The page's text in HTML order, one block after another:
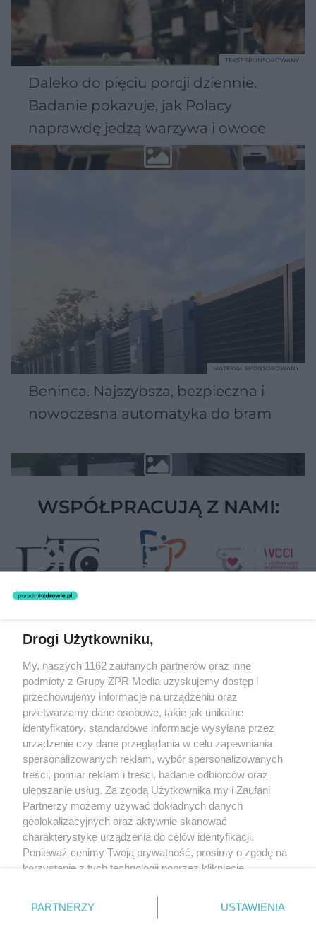
Daleko do pięciu porcji dziennie.
Badanie pokazuje, jak Polacy
naprawdę jedzą warzywa i owoce
TEKST SPONSOROWANY
Beninca. Najszybsza, bezpieczna i
nowoczesna automatyka do bram
MATERIAŁ SPONSOROWANY
WSPÓŁPRACUJĄ Z NAMI:
rozpowszechniany lub dalej rozpowszechniany w jakikolwiek sposób
(w tym także elektroniczny lub mechaniczny) na jakimkolwiek polu
eksploatacji w jakiejkolwiek formie, włącznie z umieszczaniem w
Internecie bez pisemnej zgody właściciela praw. Jakiekolwiek użycie
lub wykorzystanie utworów w całości lub w części z naruszeniem
prawa, tzn. bez właściwej zgody, jest zabronione pod groźbą kary i
może być ścigane prawnie.
O nas
Informacje prawne
Nasze serwisy
Drogi Użytkowniku,
My, naszych 1162 zaufanych partnerów oraz inne
podmioty z Grupy ZPR Media uzyskujemy dostęp i
przechowujemy informacje na urządzeniu oraz
przetwarzamy dane osobowe, takie jak unikalne
identyfikatory, standardowe informacje wysyłane przez
urządzenie czy dane przeglądania w celu zapewniania
spersonalizowanych reklam, wybór spersonalizowanych
treści, pomiar reklam i treści, badanie odbiorców oraz
ulepszanie usług. Za zgodą Użytkownika my i Zaufani
Partnerzy możemy używać dokładnych danych
geolokalizacyjnych oraz aktywnie skanować
charakterystykę urządzenia do celów identyfikacji.
Ponieważ cenimy Twoją prywatność, prosimy o zgodę na
korzystanie z tych technologii poprzez kliknięcie
zmienić/wycofać klikając przycisk ustawień prywatności
znajdujący się w lewym dolnym rogu strony
PARTNERZY USTAWIENIA